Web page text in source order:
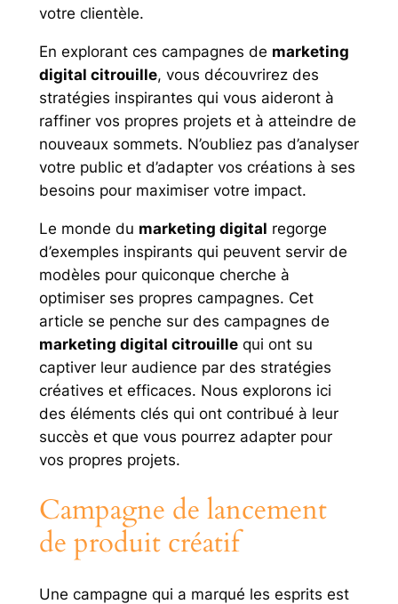
votre clientèle.
En explorant ces campagnes de marketing
digital citrouille, vous découvrirez des
stratégies inspirantes qui vous aideront à
raffiner vos propres projets et à atteindre de
nouveaux sommets. N’oubliez pas d’analyser
votre public et d’adapter vos créations à ses
besoins pour maximiser votre impact.
Le monde du marketing digital regorge
d’exemples inspirants qui peuvent servir de
modèles pour quiconque cherche à
optimiser ses propres campagnes. Cet
article se penche sur des campagnes de
marketing digital citrouillequi ont su
captiver leur audience par des stratégies
créatives et efficaces. Nous explorons ici
des éléments clés qui ont contribué à leur
succès et que vous pourrez adapter pour
vos propres projets.
Campagne de lancement
de produit créatif
Une campagne qui a marqué les esprits est